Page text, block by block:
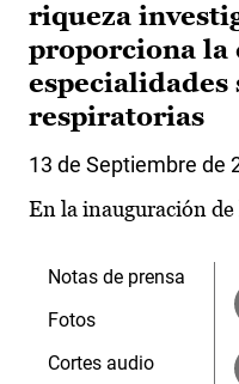
riqueza
proporciona la
especialidades
respiratorias
13 de Septiembre de
En la inauguración
Notas de prensa
Fotos
Cortes audio